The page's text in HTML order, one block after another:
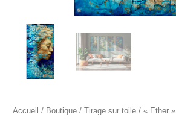
Accueil / Boutique / Tirage sur toile / « Ether »